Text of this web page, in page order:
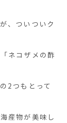
、ついついク
ネコザメの酢
2つもとって
産物が美味し